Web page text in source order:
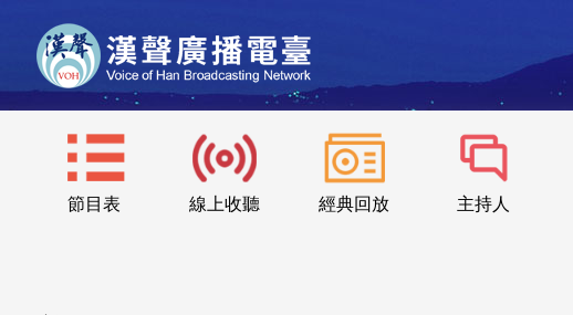
節目表 線上收聽 經典回放 主持人